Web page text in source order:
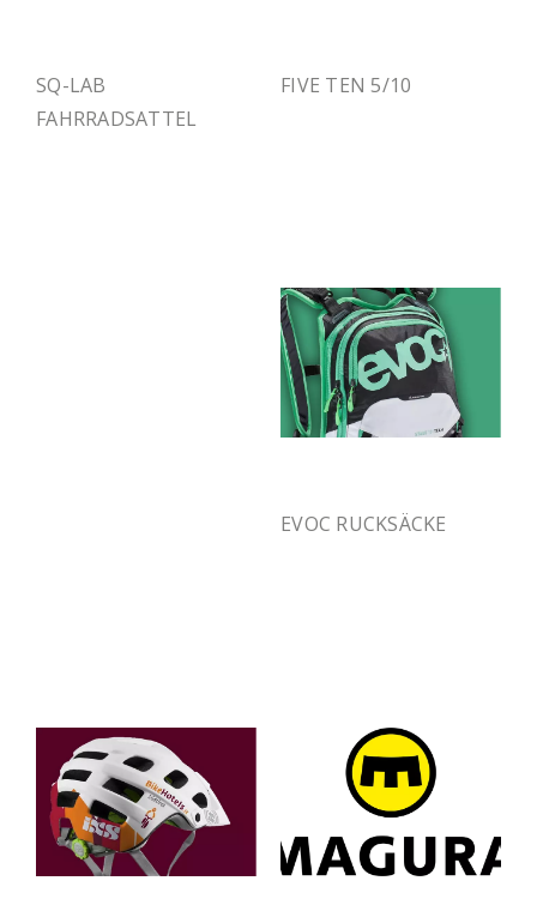
SQ-LAB
FAHRRADSATTEL
FIVE TEN 5/10
EVOC RUCKSÄCKE